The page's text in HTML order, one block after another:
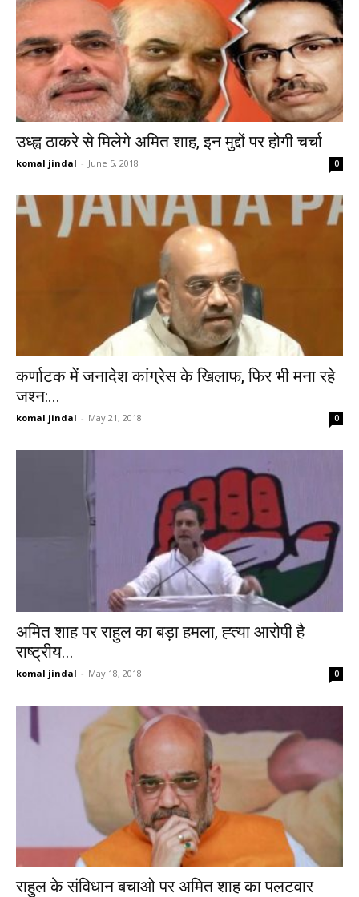
उध्ह्व ठाकरे से मिलेगे अमित शाह, इन मुद्दों पर होगी चर्चा
komal jindal - June 5, 2018 0
कर्णाटक में जनादेश कांग्रेस के खिलाफ, फिर भी मना रहे
जश्न:...
komal jindal - May 21, 2018 0
अमित शाह पर राहुल का बड़ा हमला, ह्त्या आरोपी है
राष्ट्रीय...
komal jindal - May 18, 2018 0
राहुल के संविधान बचाओ पर अमित शाह का पलटवार